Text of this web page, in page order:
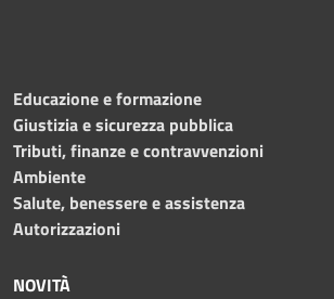
Educazione e formazione
Giustizia e sicurezza pubblica
Tributi, finanze e contravvenzioni
Ambiente
Salute, benessere e assistenza
Autorizzazioni
NOVITÀ